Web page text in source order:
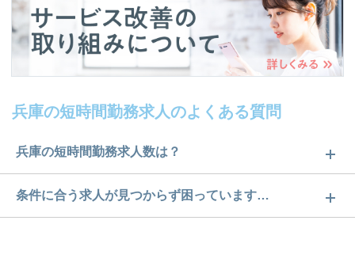
兵庫の短時間勤務求人のよくある質問
兵庫の短時間勤務求人数は？
兵庫の短時間勤務求人数は5件です。どのような求人
があるかぜひチェックしてみてください。
条件に合う求人が見つからず困っています…